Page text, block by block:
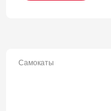
Самокаты